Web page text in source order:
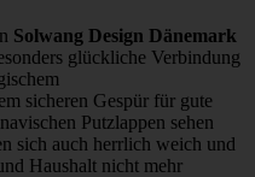
Solwang Design Dänemark
glückliche Verbindung
sicheren Gespür für gute
Putzlappen sehen
sich auch herrlich weich und
Haushalt nicht mehr